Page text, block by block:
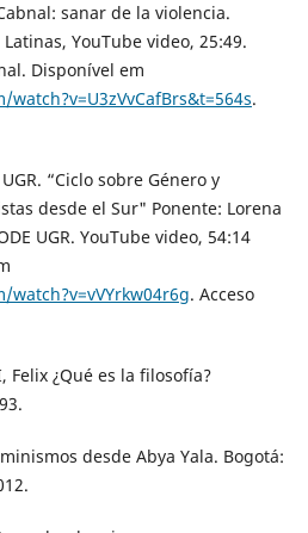
sanar de la violencia.
YouTube video, 25:49.
Disponível em
.
“Ciclo sobre Género y
desde el Sur" Ponente: Lorena
UGR. YouTube video, 54:14
. Acceso
Felix ¿Qué es la filosofía?
desde Abya Yala. Bogotá: